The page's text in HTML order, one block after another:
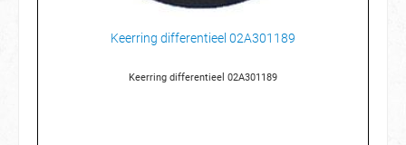
Keerring differentieel 02A301189
Keerring differentieel 02A301189